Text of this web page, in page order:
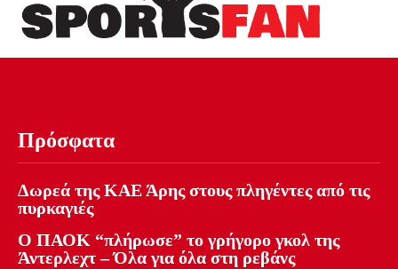
Πρόσφατα
Δωρεά της ΚΑΕ Άρης στους πληγέντες από τις
πυρκαγιές
Ο ΠΑΟΚ “πλήρωσε” το γρήγορο γκολ της
Άντερλεχτ – Όλα για όλα στη ρεβάνς